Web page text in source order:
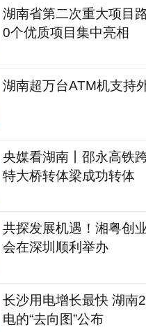
湖南省第二次重大项目
0个优质项目集中亮相
湖南超万台ATM机支持
央媒看湖南丨邵永高铁
特大桥转体梁成功转体
共探发展机遇！湘粤创
会在深圳顺利举办
长沙用电增长最快 湖南
电的“去向图”公布